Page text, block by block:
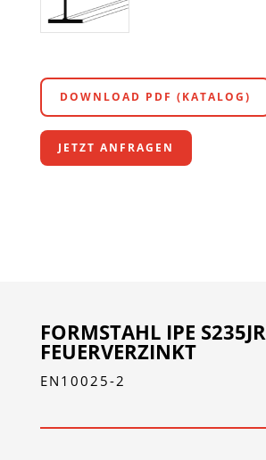
DOWNLOAD PDF (KATALOG)
JETZT ANFRAGEN
FORMSTAHL IPE S235JR
FEUERVERZINKT
EN10025-2